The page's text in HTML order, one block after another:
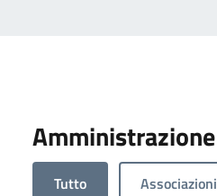
Amministrazione
Tutto Associazioni